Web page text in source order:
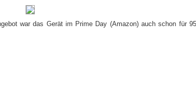
war das Gerät im Prime Day (Amazon) auch schon für